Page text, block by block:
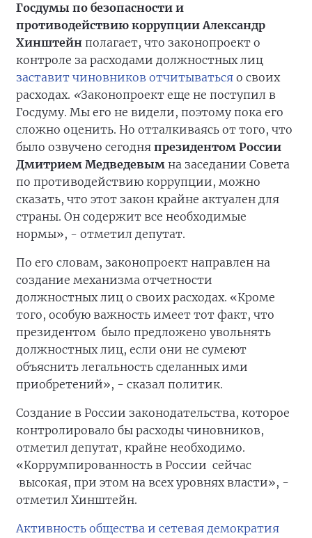
Госдумы по безопасности и
противодействию коррупции Александр
Хинштейн полагает, что законопроект о
контроле за расходами должностных лиц
заставит чиновников отчитываться о своих
расходах. «Законопроект еще не поступил в
Госдуму. Мы его не видели, поэтому пока его
сложно оценить. Но отталкиваясь от того, что
было озвучено сегодня президентом России
Дмитрием Медведевым на заседании Совета
по противодействию коррупции, можно
сказать, что этот закон крайне актуален для
страны. Он содержит все необходимые
нормы», - отметил депутат.
По его словам, законопроект направлен на
создание механизма отчетности
должностных лиц о своих расходах. «Кроме
того, особую важность имеет тот факт, что
президентом было предложено увольнять
должностных лиц, если они не сумеют
объяснить легальность сделанных ими
приобретений», - сказал политик.
Создание в России законодательства, которое
контролировало бы расходы чиновников,
отметил депутат, крайне необходимо.
«Коррумпированность в России сейчас
высокая, при этом на всех уровнях власти», -
отметил Хинштейн.
Активность общества и сетевая демократия